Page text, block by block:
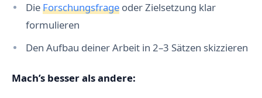
DieForschungsfrage oder Zielsetzung klar
formulieren
Den Aufbau deiner Arbeit in 2–3 Sätzen skizzieren
Mach’s besser als andere: